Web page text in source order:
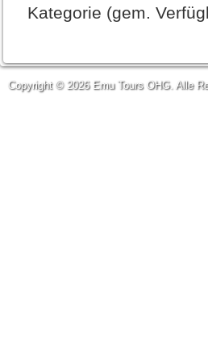
Kategorie (gem.
Copyright © 2026 Emu Tours OHG. Alle